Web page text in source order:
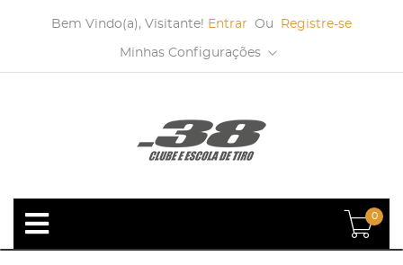
Bem Vindo(a), Visitante! Entrar Ou Registre-se
Minhas Configurações
0